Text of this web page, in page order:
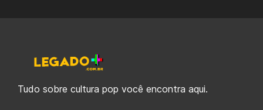
Tudo sobre cultura pop você encontra aqui.